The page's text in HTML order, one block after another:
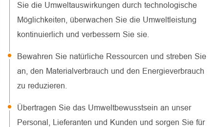
Sie die Umweltauswirkungen durch technologische
Möglichkeiten, überwachen Sie die Umweltleistung
kontinuierlich und verbessern Sie sie.
Bewahren Sie natürliche Ressourcen und streben Sie
an, den Materialverbrauch und den Energieverbrauch
zu reduzieren.
Übertragen Sie das Umweltbewusstsein an unser
Personal, Lieferanten und Kunden und sorgen Sie für